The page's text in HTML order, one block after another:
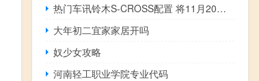
热门车讯铃木S-CROSS配置 将11月20日上市/12万起
大年初二宜家家居开吗
奴少女攻略
河南轻工职业学院专业代码